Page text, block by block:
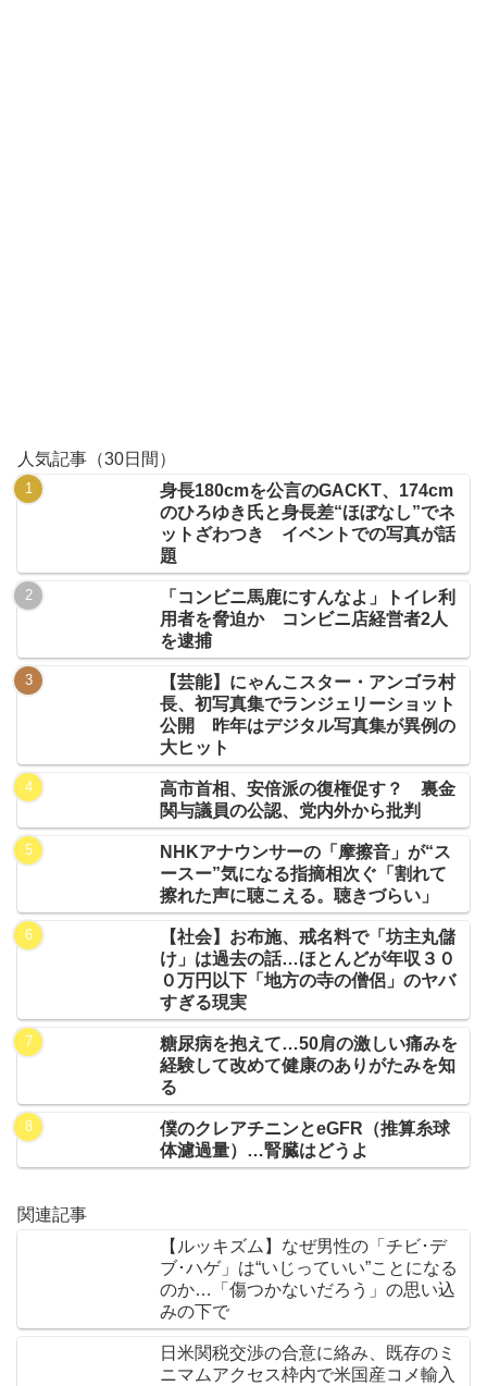
人気記事（30日間）
身長180cmを公言のGACKT、174cm
のひろゆき氏と身長差“ほぼなし”でネ
ットざわつき イベントでの写真が話
題
「コンビニ馬鹿にすんなよ」トイレ利
用者を脅迫か コンビニ店経営者2人
を逮捕
【芸能】にゃんこスター・アンゴラ村
長、初写真集でランジェリーショット
公開 昨年はデジタル写真集が異例の
大ヒット
高市首相、安倍派の復権促す？ 裏金
関与議員の公認、党内外から批判
NHKアナウンサーの「摩擦音」が“ス
ースー”気になる指摘相次ぐ「割れて
擦れた声に聴こえる。聴きづらい」
【社会】お布施、戒名料で「坊主丸儲
け」は過去の話…ほとんどが年収３０
０万円以下「地方の寺の僧侶」のヤバ
すぎる現実
糖尿病を抱えて…50肩の激しい痛みを
経験して改めて健康のありがたみを知
る
僕のクレアチニンとeGFR（推算糸球
体濾過量）…腎臓はどうよ
関連記事
【ルッキズム】なぜ男性の「チビ･デ
ブ･ハゲ」は“いじっていい”ことになる
のか…「傷つかないだろう」の思い込
みの下で
日米関税交渉の合意に絡み、既存のミ
ニマムアクセス枠内で米国産コメ輸入